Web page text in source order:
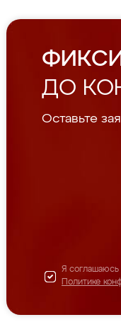
ДО
Оставьте
Я соглашаюсь
Политике